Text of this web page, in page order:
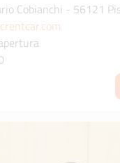
Cobianchi - 56121